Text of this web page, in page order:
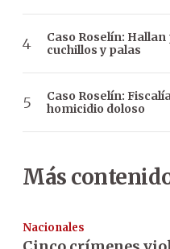
Caso Roselín:
cuchillos y palas
Caso Roselín:
homicidio doloso
Más
Nacionales